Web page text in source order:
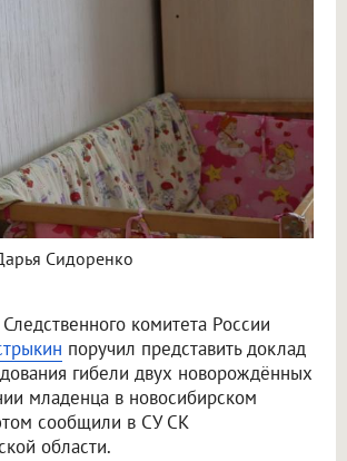
Сидоренко
комитета России
поручил представить доклад
гибели двух новорождённых
младенца в новосибирском
сообщили в СУ СК
области.